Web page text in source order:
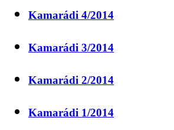
Kamarádi 4/2014
Kamarádi 3/2014
Kamarádi 2/2014
Kamarádi 1/2014